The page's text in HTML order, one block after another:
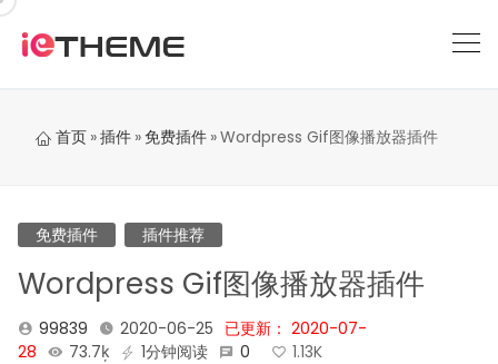
跳
首页 »插件 »免费插件 »Wordpress Gif图像播放器插件
免费插件 插件推荐
Wordpress Gif图像播放器插件
99839 2020-06-25 已更新： 2020-07-
28
73.7ķ 1分钟阅读 0 1.13K